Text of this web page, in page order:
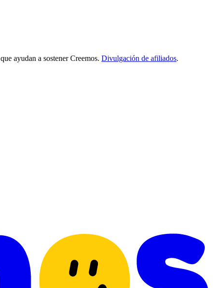
ayudan a sostener Creemos. Divulgación de afiliados.